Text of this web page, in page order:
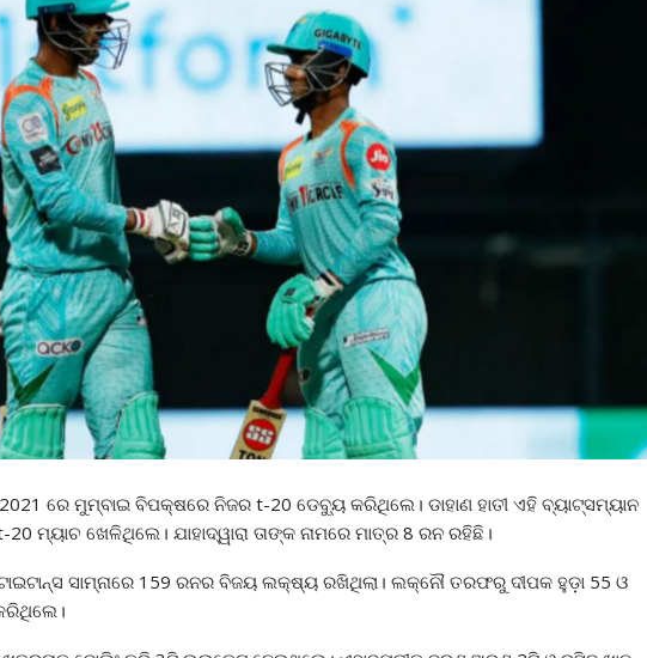
ରେ ମୁମ୍ବାଇ ବିପକ୍ଷରେ ନିଜର t-20 ଡେବ୍ୟୁ କରିଥିଲେ। ଡାହାଣ ହାତୀ ଏହି ବ୍ୟାଟ୍ସମ୍ୟାନ
ମ୍ୟାଚ ଖେଳିଥିଲେ। ଯାହାଦ୍ୱାରା ତାଙ୍କ ନାମରେ ମାତ୍ର 8 ରନ ରହିଛି।
ସାମ୍ନାରେ 159 ରନର ବିଜୟ ଲକ୍ଷ୍ୟ ରଖିଥିଲା। ଲକ୍ନୌ ତରଫରୁ ଦୀପକ ହୁଡ଼ା 55 ଓ